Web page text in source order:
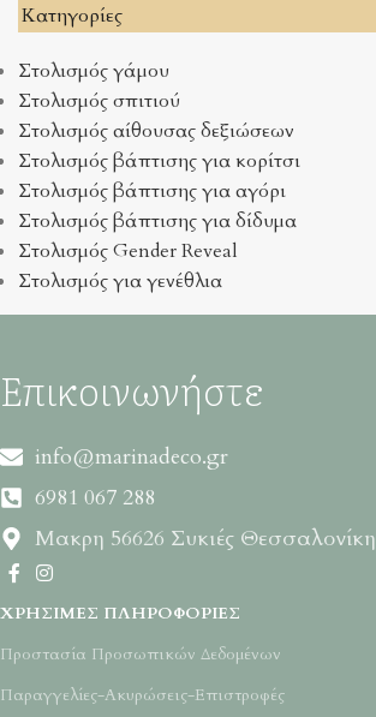
Kατηγορίες
Στολισμός γάμου
Στολισμός σπιτιού
Στολισμός αίθουσας δεξιώσεων
Στολισμός βάπτισης για κορίτσι
Στολισμός βάπτισης για αγόρι
Στολισμός βάπτισης για δίδυμα
Στολισμός Gender Reveal
Στολισμός για γενέθλια
Επικοινωνήστε
info@marinadeco.gr
6981 067 288
Μακρη 56626 Συκιές Θεσσαλονίκη
ΧΡΉΣΙΜΕΣ ΠΛΗΡΟΦΟΡΊΕΣ
Προστασία Προσωπικών Δεδομένων
Παραγγελίες-Ακυρώσεις-Επιστροφές